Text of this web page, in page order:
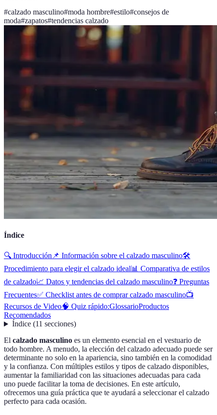
#calzado masculino#moda hombre#estilo#consejos de
moda#zapatos#tendencias calzado
Índice
🔍 Introducción📌 Información sobre el calzado masculino🛠️
Procedimiento para elegir el calzado ideal📊 Comparativa de estilos
de calzado📈 Datos y tendencias del calzado masculino❓ Preguntas
Frecuentes✅ Checklist antes de comprar calzado masculino📺
Recursos de Video🧠 Quiz rápido:GlossarioProductos
Recomendados
Índice(11 secciones)
El calzado masculino es un elemento esencial en el vestuario de
todo hombre. A menudo, la elección del calzado adecuado puede ser
determinante no solo en la apariencia, sino también en la comodidad
y la confianza. Con múltiples estilos y tipos de calzado disponibles,
aumentar la familiaridad con las situaciones adecuadas para cada
uno puede facilitar la toma de decisiones. En este artículo,
ofrecemos una guía práctica que te ayudará a seleccionar el calzado
perfecto para cada ocasión.